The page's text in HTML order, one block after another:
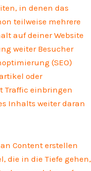
in denen das
teilweise mehrere
auf deiner Website
weiter Besucher
(SEO)
oder
Traffic einbringen
Inhalts weiter daran
Content erstellen
die in die Tiefe gehen,